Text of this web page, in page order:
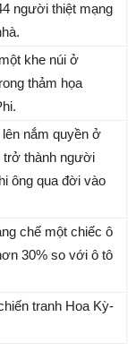
người thiệt mạng
khe núi ở
thảm họa
nắm quyền ở
trở thành người
ông qua đời vào
chế một chiếc ô
30% so với ô tô
tranh Hoa Kỳ-